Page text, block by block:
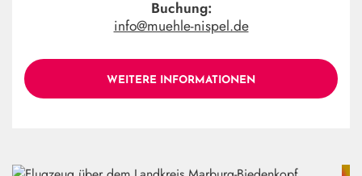
Buchung:
info@muehle-nispel.de
WEITERE INFORMATIONEN